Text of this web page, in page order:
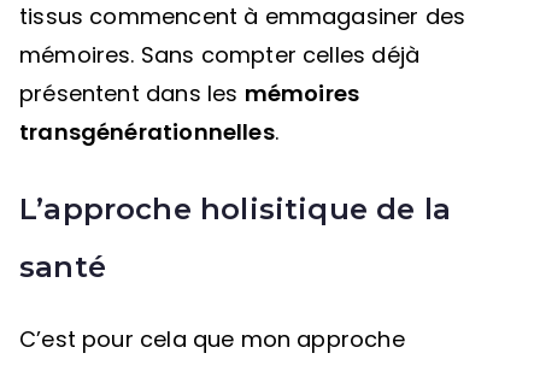
tissus commencent à emmagasiner des
mémoires. Sans compter celles déjà
présentent dans les mémoires
transgénérationnelles.
L’approche holisitique de la
santé
C’est pour cela que mon approche